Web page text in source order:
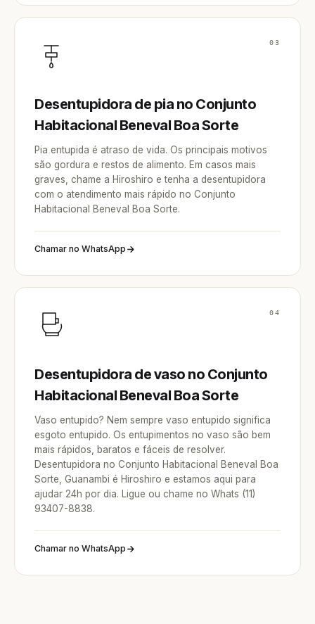
03
Desentupidora de pia no Conjunto
Habitacional Beneval Boa Sorte
Pia entupida é atraso de vida. Os principais motivos
são gordura e restos de alimento. Em casos mais
graves, chame a Hiroshiro e tenha a desentupidora
com o atendimento mais rápido no Conjunto
Habitacional Beneval Boa Sorte.
Chamar no WhatsApp
04
Desentupidora de vaso no Conjunto
Habitacional Beneval Boa Sorte
Vaso entupido? Nem sempre vaso entupido significa
esgoto entupido. Os entupimentos no vaso são bem
mais rápidos, baratos e fáceis de resolver.
Desentupidora no Conjunto Habitacional Beneval Boa
Sorte, Guanambi é Hiroshiro e estamos aqui para
ajudar 24h por dia. Ligue ou chame no Whats (11)
93407-8838.
Chamar no WhatsApp